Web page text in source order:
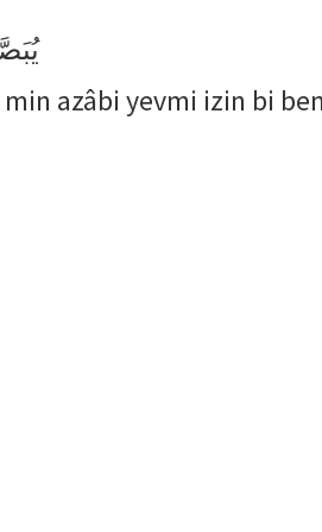
azâbi yevmi izin bi